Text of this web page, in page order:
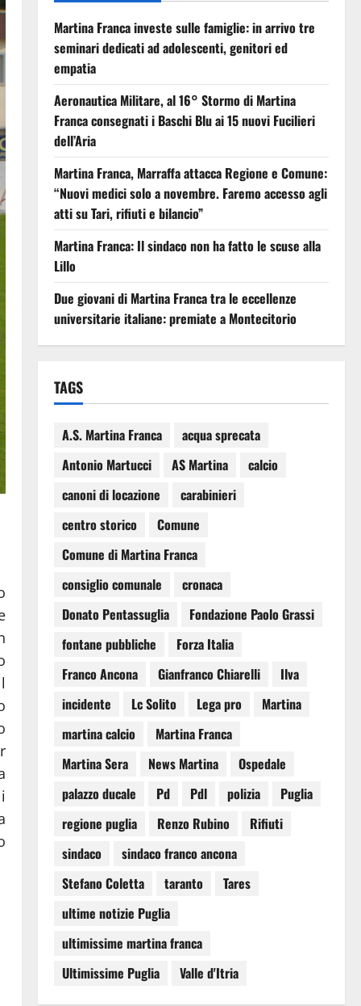
Martina Franca investe sulle famiglie: in arrivo tre
seminari dedicati ad adolescenti, genitori ed
empatia
Aeronautica Militare, al 16° Stormo di Martina
Franca consegnati i Baschi Blu ai 15 nuovi Fucilieri
dell’Aria
Martina Franca, Marraffa attacca Regione e Comune:
“Nuovi medici solo a novembre. Faremo accesso agli
atti su Tari, rifiuti e bilancio”
Martina Franca: Il sindaco non ha fatto le scuse alla
Lillo
Due giovani di Martina Franca tra le eccellenze
universitarie italiane: premiate a Montecitorio
TAGS
A.S. Martina Franca
acqua sprecata
Antonio Martucci
AS Martina
calcio
canoni di locazione
carabinieri
centro storico
Comune
Comune di Martina Franca
consiglio comunale
cronaca
Donato Pentassuglia
Fondazione Paolo Grassi
fontane pubbliche
Forza Italia
Franco Ancona
Gianfranco Chiarelli
Ilva
incidente
Lc Solito Lega pro
Martina
martina calcio
Martina Franca
Martina Sera
News Martina
Ospedale
palazzo ducale
Pd Pdl polizia
Puglia
regione puglia
Renzo Rubino
Rifiuti
sindaco
sindaco franco ancona
Stefano Coletta
taranto
Tares
ultime notizie Puglia
ultimissime martina franca
Ultimissime Puglia
Valle d'Itria